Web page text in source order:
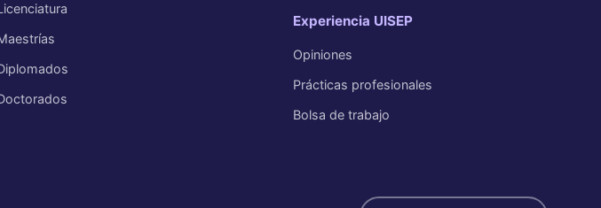
Experiencia UISEP
Opiniones
Prácticas profesionales
Bolsa de trabajo